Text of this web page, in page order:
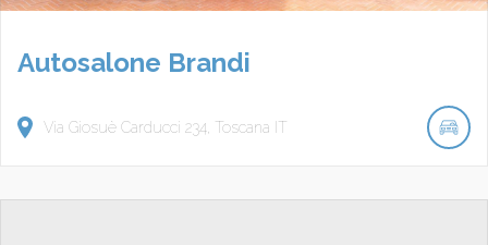
Autosalone Brandi
Via Giosuè Carducci 234 Toscana IT